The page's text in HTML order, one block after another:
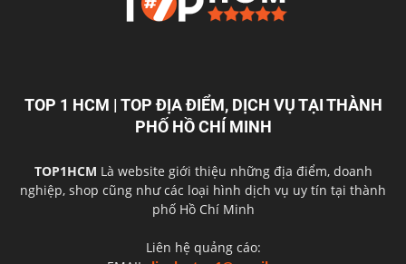
TOP 1 HCM | TOP ĐỊA ĐIỂM, DỊCH VỤ TẠI THÀNH
PHỐ HỒ CHÍ MINH
TOP1HCM Là website giới thiệu những địa điểm, doanh
nghiệp, shop cũng như các loại hình dịch vụ uy tín tại thành
phố Hồ Chí Minh
Liên hệ quảng cáo: